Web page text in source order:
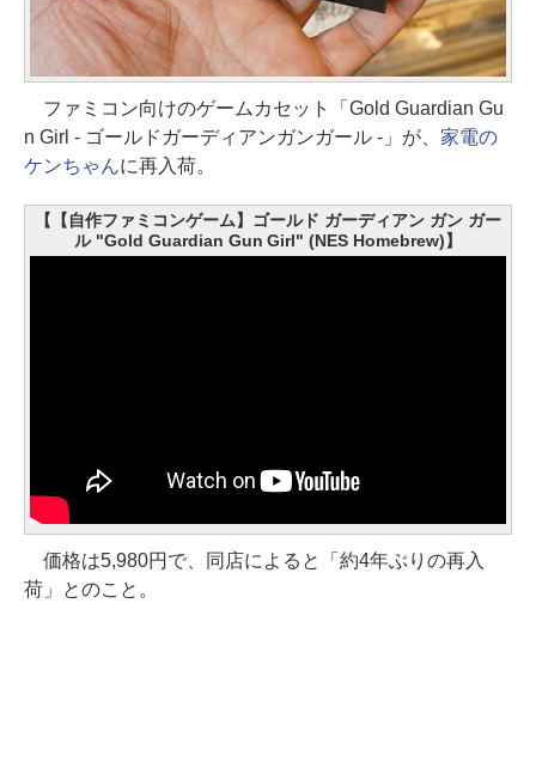
ファミコン向けのゲームカセット「Gold Guardian Gu
n Girl - ゴールドガーディアンガンガール -」が、 家電の
ケンちゃんに再入荷。
【【自作ファミコンゲーム】ゴールド ガーディアン ガン ガー
ル "Gold Guardian Gun Girl" (NES Homebrew)】
価格は5,980円で、同店によると「約4年ぶりの再入
荷」とのこと。